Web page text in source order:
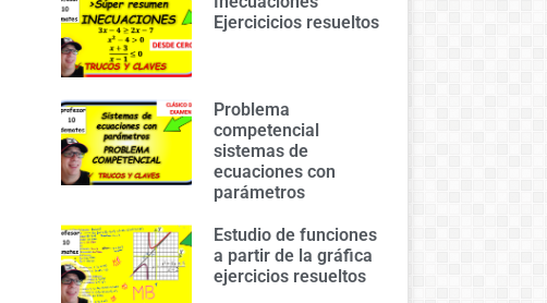
Ejercicicios resueltos
Problema
competencial
sistemas de
ecuaciones con
parámetros
Estudio de funciones
a partir de la gráfica
ejercicios resueltos